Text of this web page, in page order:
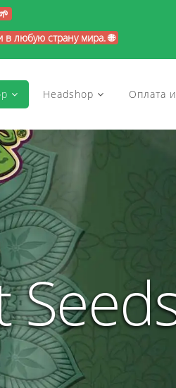
любую страну мира. 🌐
Headshop Оплата